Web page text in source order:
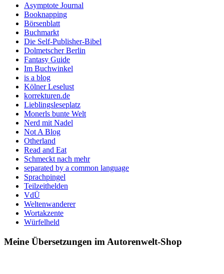
Asymptote Journal
Booknapping
Börsenblatt
Buchmarkt
Die Self-Publisher-Bibel
Dolmetscher Berlin
Fantasy Guide
Im Buchwinkel
is a blog
Kölner Leselust
korrekturen.de
Lieblingsleseplatz
Monerls bunte Welt
Nerd mit Nadel
Not A Blog
Otherland
Read and Eat
Schmeckt nach mehr
separated by a common language
Sprachpingel
Teilzeithelden
VdÜ
Weltenwanderer
Wortakzente
Würfelheld
Meine Übersetzungen im Autorenwelt-Shop